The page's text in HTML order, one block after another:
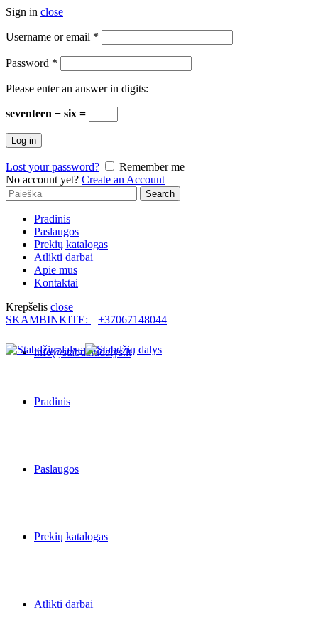
Sign in close
Username or email *
Password *
Please enter an answer in digits:
seventeen − six =
Log in
Lost your password?
Remember me
No account yet? Create an Account
Search
for:
Search
Pradinis
Paslaugos
Prekių katalogas
Atlikti darbai
Apie mus
Kontaktai
Krepšelis close
SKAMBINKITE:
+37067148044
info@stabdziudalys.lt
Pradinis
Paslaugos
Prekių katalogas
Atlikti darbai